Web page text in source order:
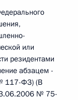
или
резидентами
абзацем -
117-ФЗ) (В
№ 75-